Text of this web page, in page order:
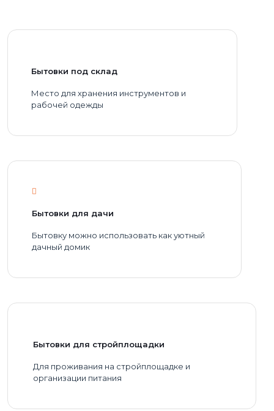
Бытовки под склад
Место для хранения инструментов и
рабочей одежды
Бытовки для дачи
Бытовку можно использовать как уютный
дачный домик
Бытовки для стройплощадки
Для проживания на стройплощадке и
организации питания